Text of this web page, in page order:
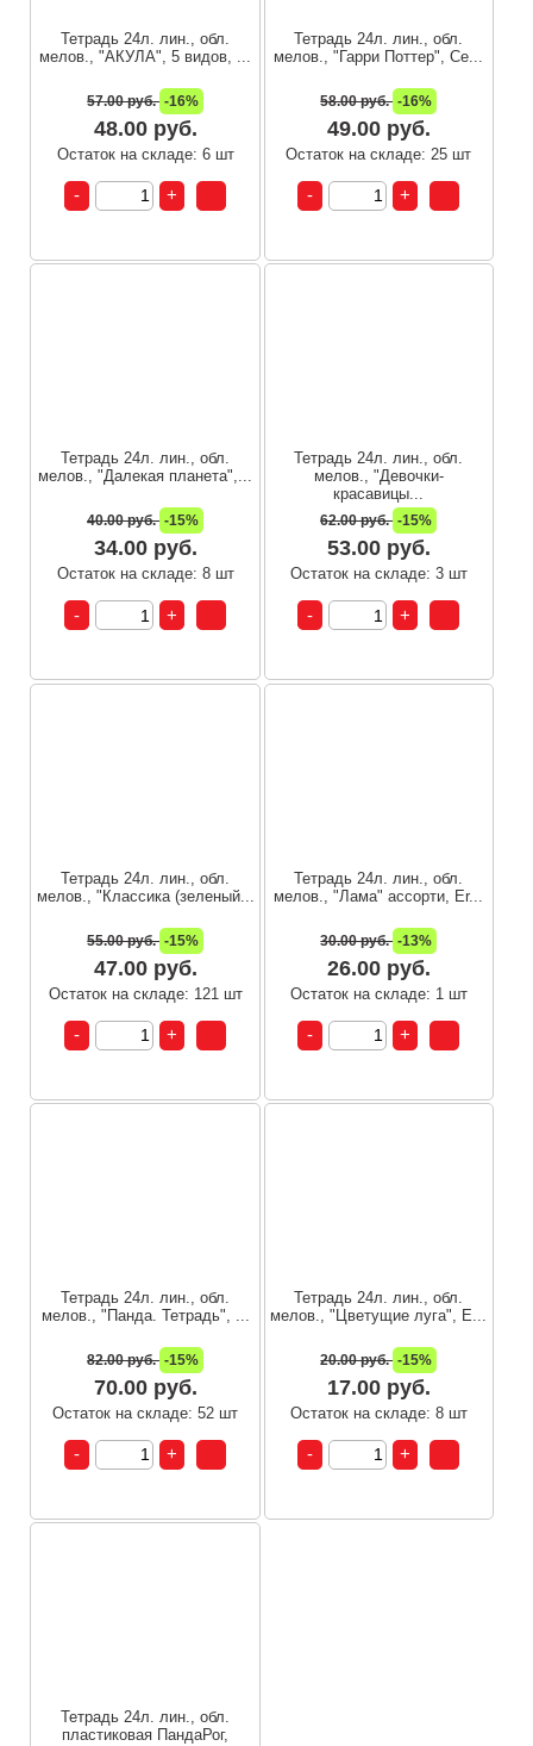
Тетрадь 24л. лин., обл.
мелов., "АКУЛА", 5 видов, ...
57.00 руб. -16%
48.00 руб.
Остаток на складе: 6 шт
Тетрадь 24л. лин., обл.
мелов., "Гарри Поттер", Ce...
58.00 руб. -16%
49.00 руб.
Остаток на складе: 25 шт
Тетрадь 24л. лин., обл.
мелов., "Далекая планета",...
40.00 руб. -15%
34.00 руб.
Остаток на складе: 8 шт
Тетрадь 24л. лин., обл.
мелов., "Девочки-
красавицы...
62.00 руб. -15%
53.00 руб.
Остаток на складе: 3 шт
Тетрадь 24л. лин., обл.
мелов., "Классика (зеленый...
55.00 руб. -15%
47.00 руб.
Остаток на складе: 121 шт
Тетрадь 24л. лин., обл.
мелов., "Лама" ассорти, Er...
30.00 руб. -13%
26.00 руб.
Остаток на складе: 1 шт
Тетрадь 24л. лин., обл.
мелов., "Панда. Тетрадь", ...
82.00 руб. -15%
70.00 руб.
Остаток на складе: 52 шт
Тетрадь 24л. лин., обл.
мелов., "Цветущие луга", E...
20.00 руб. -15%
17.00 руб.
Остаток на складе: 8 шт
Тетрадь 24л. лин., обл.
пластиковая ПандаРог,